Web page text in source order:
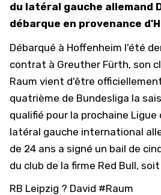
du latéral gauche allemand
débarque en provenance
Débarqué à Hoffenheim l'été
contrat à Greuther Fürth, son
Raum vient d'être
quatrième de Bundesliga la
qualifié pour la prochaine Ligue
latéral gauche international
de 24 ans a signé un bail de
du club de la firme Red Bull,
RB Leipzig ? David #Raum